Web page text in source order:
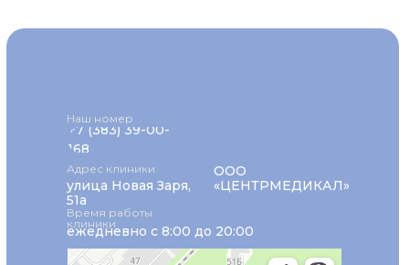
+7 (383) 39-00-
168
Наш номер
ежедневно с 8:00 до 20:00
Время работы
клиники
Адрес клиники
улица Новая Заря,
51а
ООО
«ЦЕНТРМЕДИКАЛ»